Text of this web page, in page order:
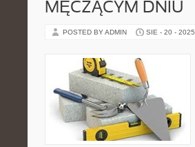
MĘCZĄCYM DNIU
POSTED BY ADMIN SIE - 20 - 2025